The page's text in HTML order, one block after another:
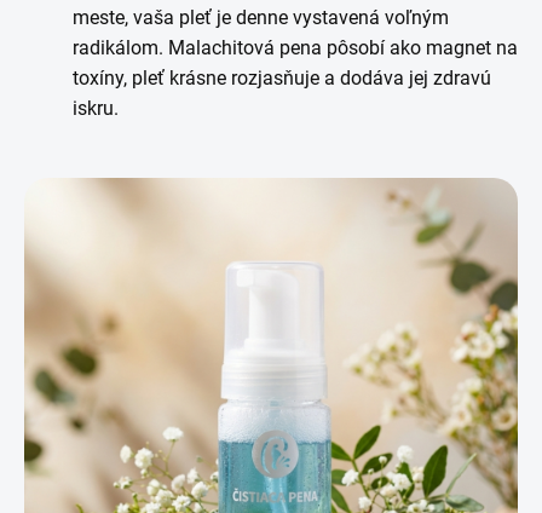
meste, vaša pleť je denne vystavená voľným
radikálom. Malachitová pena pôsobí ako magnet na
toxíny, pleť krásne rozjasňuje a dodáva jej zdravú
iskru.